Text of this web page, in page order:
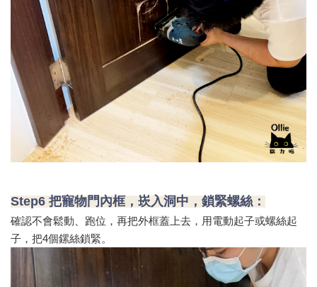
Step6 把寵物門內框，崁入洞中，鎖緊螺絲：
確認不會鬆動、跑位，再把外框蓋上去，用電動起子或螺絲起
子，把4個鏍絲鎖緊。